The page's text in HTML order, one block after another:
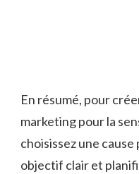
En résumé, pour
marketing pour ⁣la
choisissez une
objectif ⁤clair⁣ et